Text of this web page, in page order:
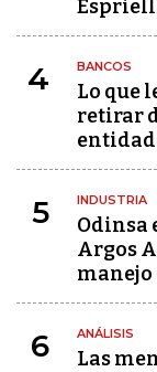
4 BANCOS
Lo que
retirar
5 INDUSTRIA
Odinsa
Argos
manejo
6 ANÁLISIS
Las